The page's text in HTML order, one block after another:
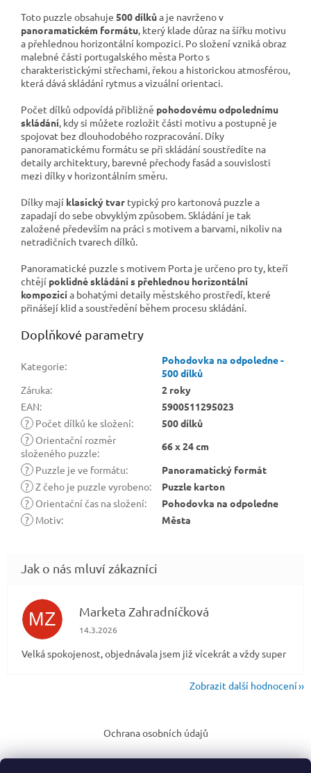
Toto puzzle obsahuje 500 dílkůa je navrženo v
panoramatickém formátu, který klade důraz na šířku motivu
a přehlednou horizontální kompozici. Po složení vzniká obraz
malebné části portugalského města Porto s
charakteristickými střechami, řekou a historickou atmosférou,
která dává skládání rytmus a vizuální orientaci.
Počet dílků odpovídá přibližně pohodovému odpolednímu
skládání, kdy si můžete rozložit části motivu a postupně je
spojovat bez dlouhodobého rozpracování. Díky
panoramatickému formátu se při skládání soustředíte na
detaily architektury, barevné přechody fasád a souvislosti
mezi dílky v horizontálním směru.
Dílky mají klasický tvar typický pro kartonová puzzle a
zapadají do sebe obvyklým způsobem. Skládání je tak
založené především na práci s motivem a barvami, nikoliv na
netradičních tvarech dílků.
Panoramatické puzzle s motivem Porta je určeno pro ty, kteří
chtějí poklidné skládání s přehlednou horizontální
kompozicía bohatými detaily městského prostředí, které
přinášejí klid a soustředění během procesu skládání.
Doplňkové parametry
Kategorie:
Pohodovka na odpoledne -
500 dílků
Záruka:
2 roky
EAN:
5900511295023
? Počet dílků ke složení:
500 dílků
? Orientační rozměr
složeného puzzle:
66 x 24 cm
? Puzzle je ve formátu:
Panoramatický formát
? Z čeho je puzzle vyrobeno:
Puzzle karton
? Orientační čas na složení:
Pohodovka na odpoledne
? Motiv: Města
MZ Marketa Zahradníčková
Hodnocení obchodu je 5 z 5 hvězdiček.
14.3.2026
Velká spokojenost, objednávala jsem již vícekrát a vždy super
Zobrazit další hodnocení
a
Ochrana osobních údajů